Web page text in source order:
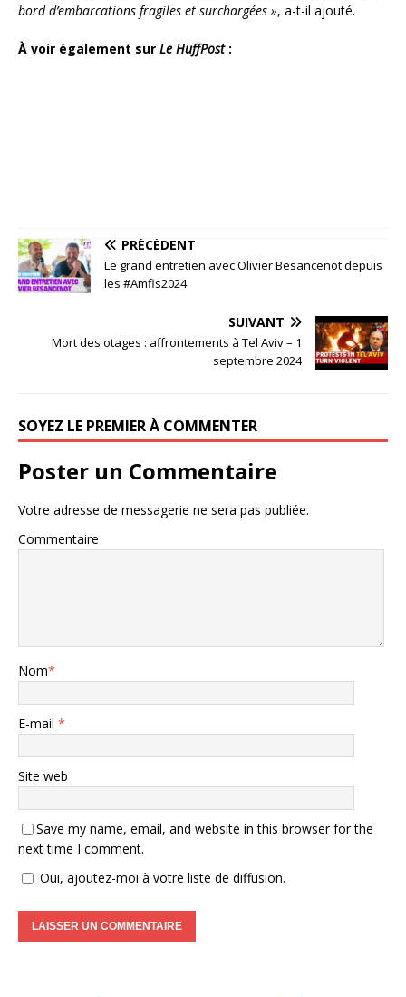
bord d’embarcations fragiles et surchargées », a-t-il ajouté.
À voir également sur Le HuffPost:
PRÉCÉDENT
Le grand entretien avec Olivier Besancenot depuis
les #Amfis2024
SUIVANT
Mort des otages : affrontements à Tel Aviv – 1
septembre 2024
SOYEZ LE PREMIER À COMMENTER
Poster un Commentaire
Votre adresse de messagerie ne sera pas publiée.
Commentaire
Nom*
E-mail *
Site web
Save my name, email, and website in this browser for the
next time I comment.
Oui, ajoutez-moi à votre liste de diffusion.